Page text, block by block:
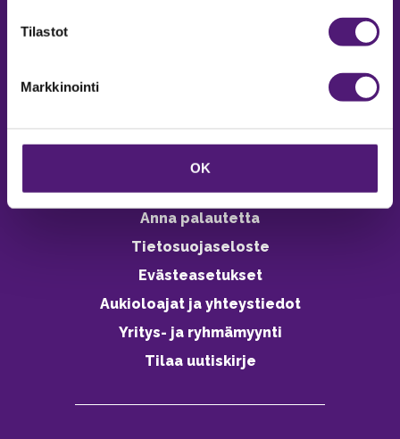
Tilastot
Markkinointi
OK
Vastuullisuus
Ympäristöohjelma
Avoimet työpaikat
Anna palautetta
Tietosuojaseloste
Evästeasetukset
Aukioloajat ja yhteystiedot
Yritys- ja ryhmämyynti
Tilaa uutiskirje